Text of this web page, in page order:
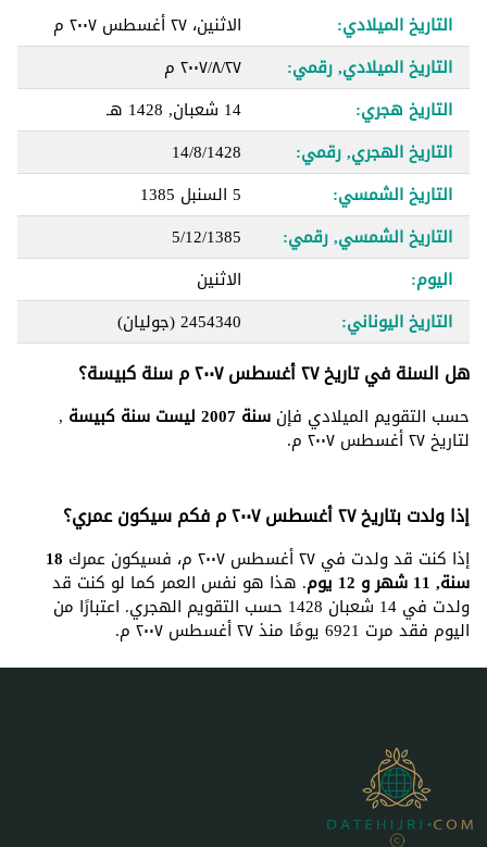
التاريخ الميلادي:
الاثنين، ٢٧ أغسطس ٢٠٠٧ م
التاريخ الميلادي, رقمي:
٢٧‏/٨‏/٢٠٠٧ م
التاريخ هجري:
14 شعبان, 1428 هـ
التاريخ الهجري, رقمي:
14/8/1428
التاريخ الشمسي:
5 السنبل 1385
التاريخ الشمسي, رقمي:
5/12/1385
اليوم:
الاثنين
التاريخ اليوناني:
2454340(جوليان)
هل السنة في تاريخ ٢٧ أغسطس ٢٠٠٧ م سنة كبيسة؟
حسب التقويم الميلادي فإن سنة 2007 ليست سنة كبيسة ,
لتاريخ ٢٧ أغسطس ٢٠٠٧ م.
إذا ولدت بتاريخ ٢٧ أغسطس ٢٠٠٧ م فكم سيكون عمري؟
إذا كنت قد ولدت في ٢٧ أغسطس ٢٠٠٧ م، فسيكون عمرك 18
سنة, 11 شهر و 12 يوم . هذا هو نفس العمر كما لو كنت قد
ولدت في 14 شعبان 1428 حسب التقويم الهجري. اعتبارًا من
اليوم فقد مرت 6921 يومًا منذ ٢٧ أغسطس ٢٠٠٧ م.